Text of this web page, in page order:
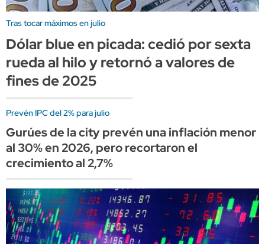
Tras tocar máximos en julio
Dólar blue en picada: cedió por sexta
rueda al hilo y retornó a valores de
fines de 2025
Prevén IPC del 2% para julio
Gurúes de la city prevén una inflación menor
al 30% en 2026, pero recortaron el
crecimiento al 2,7%